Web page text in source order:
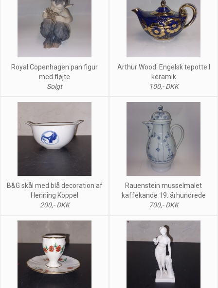
Royal Copenhagen pan figur
med fløjte
Solgt
Arthur Wood: Engelsk tepotte I
keramik
100,- DKK
B&G skål med blå decoration af
Henning Koppel
200,- DKK
Rauenstein musselmalet
kaffekande 19. århundrede
700,- DKK